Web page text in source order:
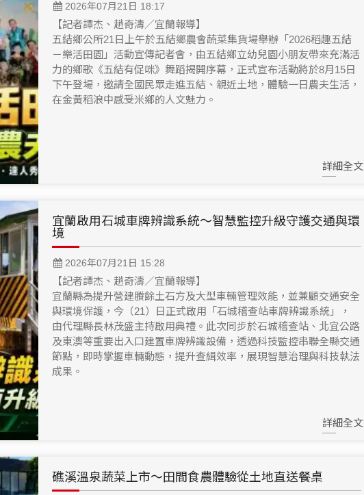
2026年07月21日 18:17
【記者譚杰、趙奇濤／宜蘭報導】
五結鄉公所21日上午於五結鄉農會蔬菜集貨場舉辦「2026稻趣五結
－樂活田園」活動宣傳記者會，由五結鄉立幼兒園小朋友帶來充滿活
力的鄉歌《五結有促咪》舞蹈揭開序幕，正式宣布活動將於8月15日
下午登場，邀請全國民眾走進五結、親近土地，體驗一日農夫生活，
在金黃稻浪中感受米鄉的人文魅力。
詳細全文
宜蘭啟用石城車牌辨識系統～智慧監控升級守護交通與環
境
2026年07月21日 15:28
【記者譚杰、趙奇濤／宜蘭報導】
宜蘭縣為提升營建賸餘土石方及大型車輛管理效能，並兼顧交通安全
與環境保護，今（21）日正式啟用「石城稽查站車牌辨識系統」，
由代理縣長林茂盛主持啟用典禮。此次同步於石城稽查站、北宜公路
及東澳等重要出入口建置車牌辨識設備，透過科技監控串聯全縣交通
節點，即時掌握車輛動態，提升查緝效率，展現智慧治理與科技執法
成果。
詳細全文
礁溪溫泉蔬菜上市～田間食農體驗從土地直送餐桌